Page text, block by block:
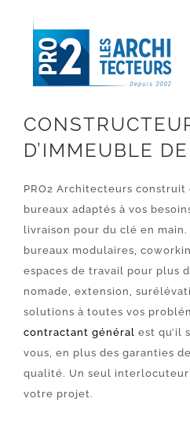
contenu
D’IMMEUBLE
PRO2 Architecteurs construit
bureaux adaptés à vos
livraison pour du clé en main.
bureaux modulaires,
espaces de travail pour plus
nomade, extension,
solutions à toutes vos
contractant général est qu’il
vous, en plus des garanties
qualité. Un seul
votre projet.